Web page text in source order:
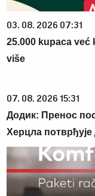
03. 08. 2026 07:31
25.000 kupaca već
više
07. 08. 2026 15:31
Додик: Пренос
Херцла потврђује